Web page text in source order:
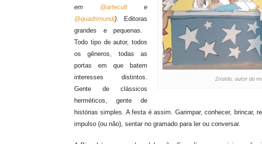
Ziraldo, autor da
em @arteculte
@quadrimundi) . Editoras
grandes e pequenas.
Todo tipo de autor, todos
os gêneros, todas as
portas em que batem
interesses distintos.
Gente de clássicos
herméticos, gente de
históriassimples Afesta éassim . Garimpar, conhecer, brincar,
impulso (ou não), sentar no gramado para ler ou conversar.